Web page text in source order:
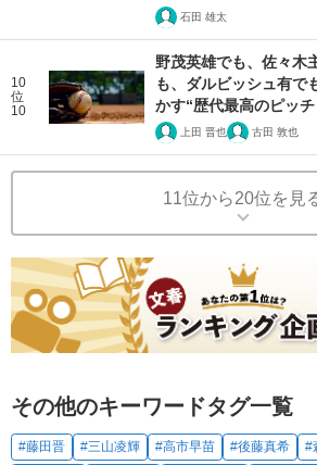
石田 雄太
10
位
10
野茂英雄でも、佐々木
も、ダルビッシュ有で
かす“歴代最高のピッ
上田 晋也 古田 敦也
11位から20位を見
その他のキーワードタグ一覧
#藤田晋 #三山凌輝 #高市早苗 #後藤真希 #